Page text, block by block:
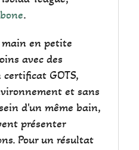
.
en petite
avec des
GOTS,
et sans
d'un même bain,
présenter
Pour un résultat